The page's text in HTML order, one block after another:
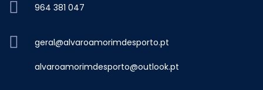
964 381 047
geral@alvaroamorimdesporto.pt
alvaroamorimdesporto@outlook.pt